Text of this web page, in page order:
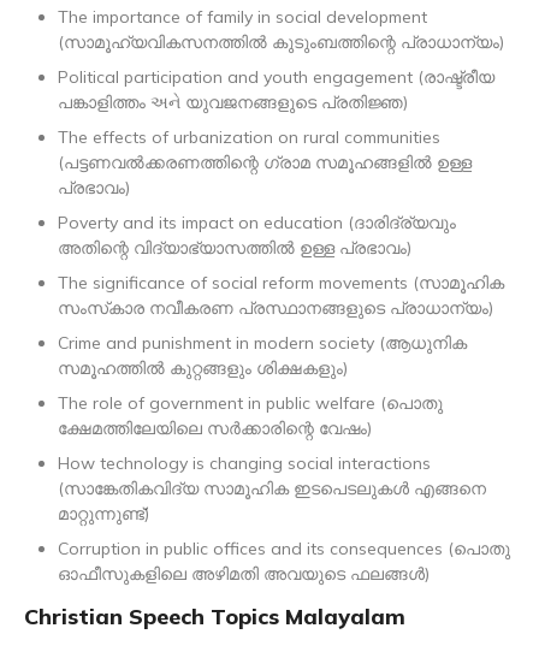
The importance of family in social development
(സാമൂഹ്യവികസനത്തിൽ കുടുംബത്തിന്റെ പ്രാധാന്യം)
Political participation and youth engagement (രാഷ്ട്രീയ
പങ്കാളിത്തം અને യുവജനങ്ങളുടെ പ്രതിജ്ഞ)
The effects of urbanization on rural communities
(പട്ടണവൽക്കരണത്തിന്റെ ഗ്രാമ സമൂഹങ്ങളിൽ ഉള്ള
പ്രഭാവം)
Poverty and its impact on education (ദാരിദ്ര്യവും
അതിന്റെ വിദ്യാഭ്യാസത്തിൽ ഉള്ള പ്രഭാവം)
The significance of social reform movements (സാമൂഹിക
സംസ്‌കാര നവീകരണ പ്രസ്ഥാനങ്ങളുടെ പ്രാധാന്യം)
Crime and punishment in modern society (ആധുനിക
സമൂഹത്തിൽ കുറ്റങ്ങളും ശിക്ഷകളും)
The role of government in public welfare (പൊതു
ക്ഷേമത്തിലേയിലെ സർക്കാരിന്റെ വേഷം)
How technology is changing social interactions
(സാങ്കേതികവിദ്യ സാമൂഹിക ഇടപെടലുകൾ എങ്ങനെ
മാറ്റുന്നുണ്ട്)
Corruption in public offices and its consequences (പൊതു
ഓഫീസുകളിലെ അഴിമതി അവയുടെ ഫലങ്ങൾ)
Christian Speech Topics Malayalam